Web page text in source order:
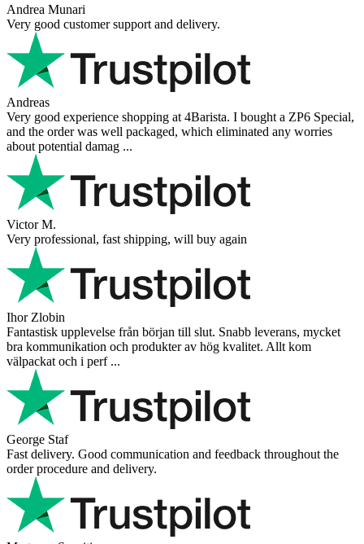
Andrea Munari
Very good customer support and delivery.
Andreas
Very good experience shopping at 4Barista. I bought a ZP6 Special,
and the order was well packaged, which eliminated any worries
about potential damag ...
Victor M.
Very professional, fast shipping, will buy again
Ihor Zlobin
Fantastisk upplevelse från början till slut. Snabb leverans, mycket
bra kommunikation och produkter av hög kvalitet. Allt kom
välpackat och i perf ...
George Staf
Fast delivery. Good communication and feedback throughout the
order procedure and delivery.